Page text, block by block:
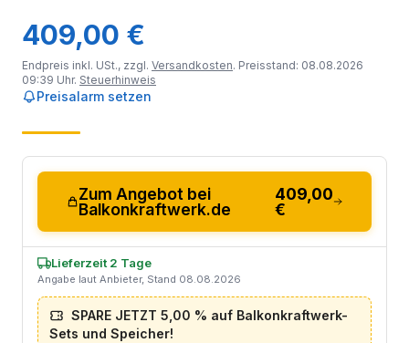
409,00 €
Endpreis inkl. USt., zzgl. Versandkosten. Preisstand: 08.08.2026
09:39 Uhr. Steuerhinweis
Preisalarm setzen
Zum Angebot bei
Balkonkraftwerk.de
409,00
€
Lieferzeit 2 Tage
Angabe laut Anbieter, Stand 08.08.2026
SPARE JETZT 5,00 % auf Balkonkraftwerk-
Sets und Speicher!